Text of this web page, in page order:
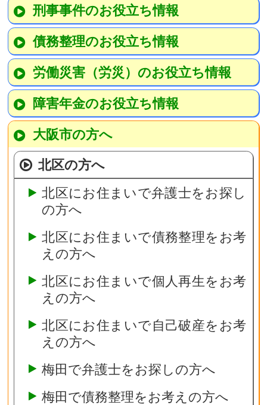
刑事事件のお役立ち情報
債務整理のお役立ち情報
労働災害（労災）のお役立ち情報
障害年金のお役立ち情報
大阪市の方へ
北区の方へ
北区にお住まいで弁護士をお探し
の方へ
北区にお住まいで債務整理をお考
えの方へ
北区にお住まいで個人再生をお考
えの方へ
北区にお住まいで自己破産をお考
えの方へ
梅田で弁護士をお探しの方へ
梅田で債務整理をお考えの方へ